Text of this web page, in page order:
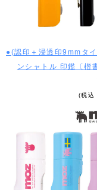
●(認印＋浸透印9mmタ
ンシャトル 印鑑〔楷
(税